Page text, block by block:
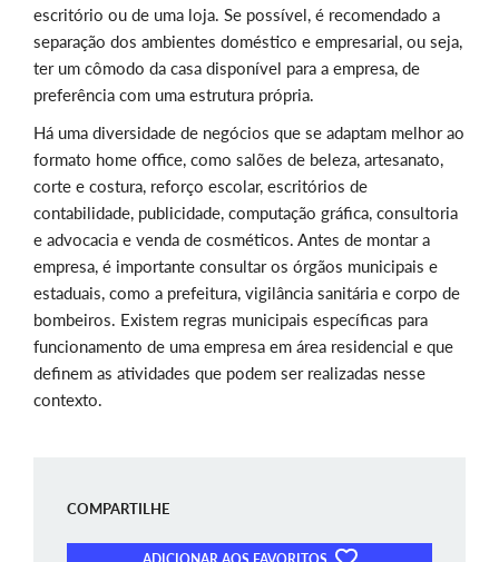
escritório ou de uma loja. Se possível, é recomendado a
separação dos ambientes doméstico e empresarial, ou seja,
ter um cômodo da casa disponível para a empresa, de
preferência com uma estrutura própria.
Há uma diversidade de negócios que se adaptam melhor ao
formato home office, como salões de beleza, artesanato,
corte e costura, reforço escolar, escritórios de
contabilidade, publicidade, computação gráfica, consultoria
e advocacia e venda de cosméticos. Antes de montar a
empresa, é importante consultar os órgãos municipais e
estaduais, como a prefeitura, vigilância sanitária e corpo de
bombeiros. Existem regras municipais específicas para
funcionamento de uma empresa em área residencial e que
definem as atividades que podem ser realizadas nesse
contexto.
COMPARTILHE